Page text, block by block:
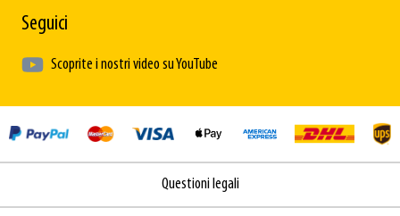
Seguici
Scoprite i nostri video su YouTube
Questioni legali